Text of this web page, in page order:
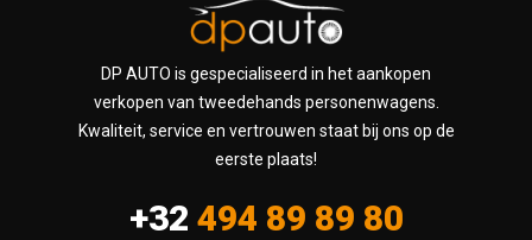
DP AUTO is gespecialiseerd in het aankopen
verkopen van tweedehands personenwagens.
Kwaliteit, service en vertrouwen staat bij ons op de
eerste plaats!
+32 494 89 89 80